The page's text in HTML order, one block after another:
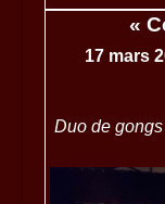
«
17 mars
Duo de